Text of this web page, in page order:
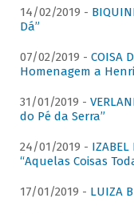
14/02/2019 -
Dá”
07/02/2019 - COISA
Homenagem a
31/01/2019 -
do Pé da Serra”
24/01/2019 - IZABEL
“Aquelas Coisas
17/01/2019 - LUIZA